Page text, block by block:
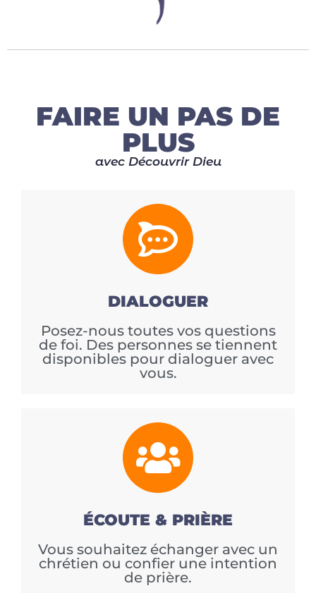
FAIRE UN PAS DE
PLUS
avec Découvrir Dieu
DIALOGUER
Posez-nous toutes vos questions
de foi. Des personnes se tiennent
disponibles pour dialoguer avec
vous.
ÉCOUTE & PRIÈRE
Vous souhaitez échanger avec un
chrétien ou confier une intention
de prière.